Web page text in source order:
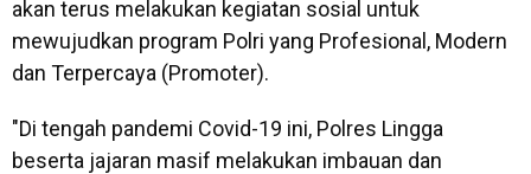
akan terus melakukan kegiatan sosial untuk
mewujudkan program Polri yang Profesional, Modern
dan Terpercaya (Promoter).
"Di tengah pandemi Covid-19 ini, Polres Lingga
beserta jajaran masif melakukan imbauan dan